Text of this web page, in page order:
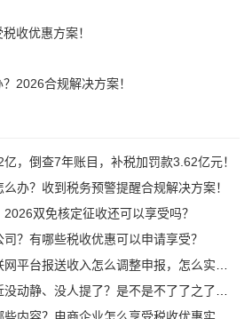
收优惠方案！
2026合规解决方案！
，倒查7年账目，补税加罚款3.62亿元！
办？收到税务预警提醒合规解决方案！
双免核定征收还可以享受吗？
？有哪些税收优惠可以申请享受？
收入怎么调整申报，怎么实现合规申报享受税收优惠！
动静、没人提了？是不是不了了之了嘛？